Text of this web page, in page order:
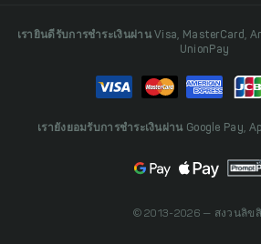
เรายินดีรับการชำระเงินผ่าน Visa, MasterCard,
UnionPay
เรายังยอมรับการชำระเงินผ่าน Google Pay,
© 2013-2026 — สงวนลิข